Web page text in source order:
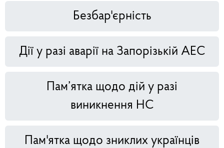
Безбар'єрність
Дії у разі аварії на Запорізькій АЕС
Пам’ятка щодо дій у разі
виникнення НС
Пам'ятка щодо зниклих українців